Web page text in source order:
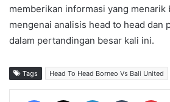
memberikan informasi yang menarik
mengenai analisis head to head dan
dalam pertandingan besar kali ini.
Tags Head To Head Borneo Vs Bali United